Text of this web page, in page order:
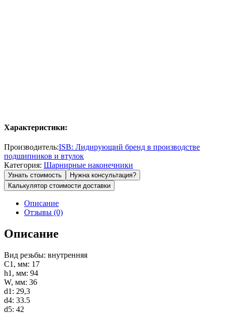
Характеристики:
Производитель:ISB: Лидирующий бренд в производстве
подшипников и втулок
Категория: Шарнирные наконечники
Узнать стоимость
Нужна консультация?
Калькулятор стоимости доставки
Описание
Отзывы (0)
Описание
Вид резьбы: внутренняя
C1, мм: 17
h1, мм: 94
W, мм: 36
d1: 29,3
d4: 33.5
d5: 42